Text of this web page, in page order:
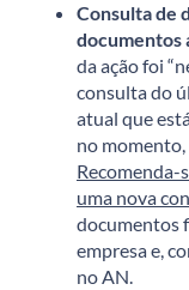
Consulta de
documentos
da ação foi
consulta do
atual que
no
Recomenda-
uma nova
documentos
empresa e,
no AN.